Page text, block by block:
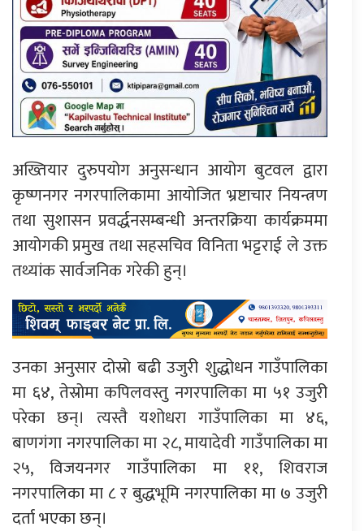
अख्तियार दुरुपयोग अनुसन्धान आयोग बुटवल द्वारा
कृष्णनगर नगरपालिकामा आयोजित भ्रष्टाचार नियन्त्रण
तथा सुशासन प्रवर्द्धनसम्बन्धी अन्तरक्रिया कार्यक्रममा
आयोगकी प्रमुख तथा सहसचिव विनिता भट्टराई ले उक्त
तथ्यांक सार्वजनिक गरेकी हुन्।
उनका अनुसार दोस्रो बढी उजुरी शुद्धोधन गाउँपालिका
मा ६४, तेस्रोमा कपिलवस्तु नगरपालिका मा ५१ उजुरी
परेका छन्। त्यस्तै यशोधरा गाउँपालिका मा ४६,
बाणगंगा नगरपालिका मा २८, मायादेवी गाउँपालिका मा
२५, विजयनगर गाउँपालिका मा ११, शिवराज
नगरपालिका मा ८ र बुद्धभूमि नगरपालिका मा ७ उजुरी
दर्ता भएका छन्।